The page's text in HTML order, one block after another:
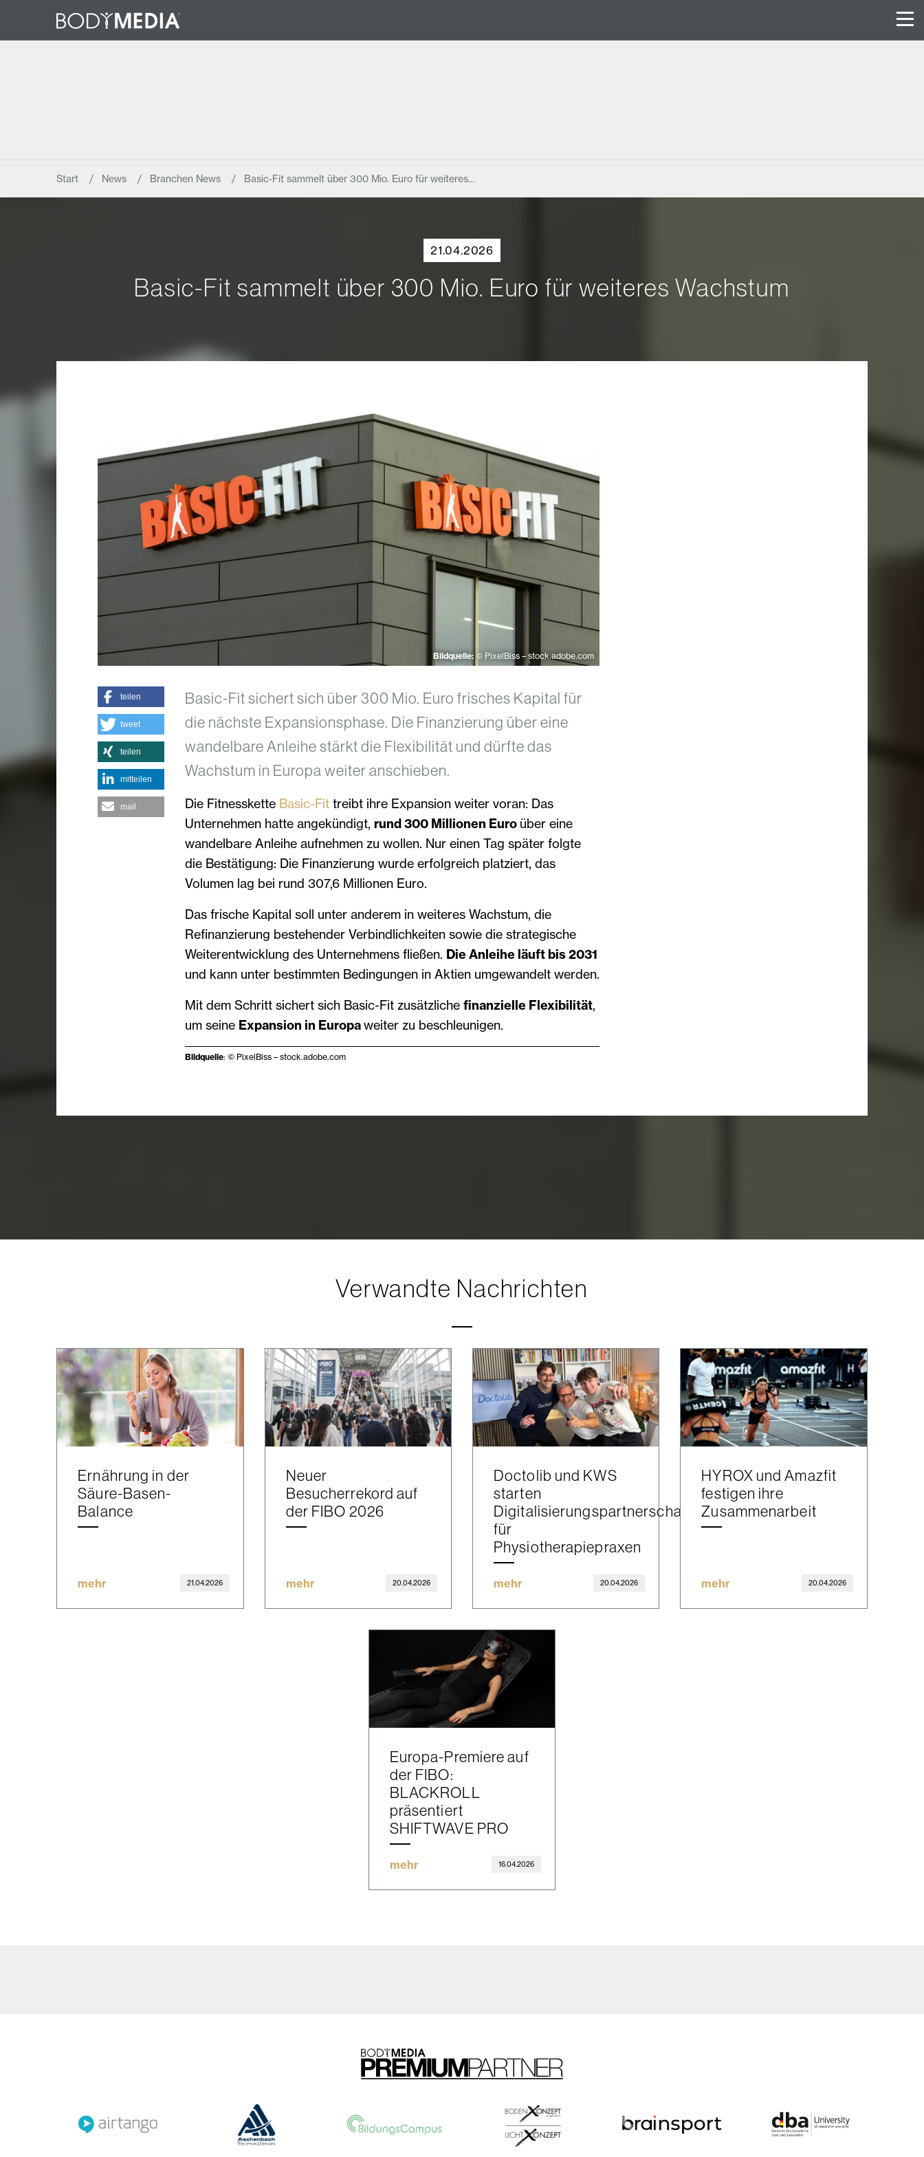
Start News Branchen News Basic-Fit sammelt über 300 Mio. Euro für weiteres…
21.04.2026
Basic-Fit sammelt über 300 Mio. Euro für weiteres Wachstum
Bildquelle: © PixelBiss – stock.adobe.com
Basic-Fit sichert sich über 300 Mio. Euro frisches Kapital für
die nächste Expansionsphase. Die Finanzierung über eine
wandelbare Anleihe stärkt die Flexibilität und dürfte das
Wachstum in Europa weiter anschieben.
Die Fitnesskette Basic-Fittreibt ihre Expansion weiter voran: Das
Unternehmen hatte angekündigt, rund 300 Millionen Euro über eine
wandelbare Anleihe aufnehmen zu wollen. Nur einen Tag später folgte
die Bestätigung: Die Finanzierung wurde erfolgreich platziert, das
Volumen lag bei rund 307,6 Millionen Euro.
Das frische Kapital soll unter anderem in weiteres Wachstum, die
Refinanzierung bestehender Verbindlichkeiten sowie die strategische
Weiterentwicklung des Unternehmens fließen. Die Anleihe läuft bis 2031
und kann unter bestimmten Bedingungen in Aktien umgewandelt werden.
Mit dem Schritt sichert sich Basic-Fit zusätzliche finanzielle Flexibilität,
um seine Expansion in Europaweiter zu beschleunigen.
Bildquelle: © PixelBiss – stock.adobe.com
teilen
tweet
teilen
mitteilen
mail
Verwandte Nachrichten
Ernährung in der
Säure-Basen-
Balance
mehr 21.04.2026
Neuer
Besucherrekord auf
der FIBO 2026
mehr 20.04.2026
Doctolib und KWS
starten
Digitalisierungspartnerschaft
für
Physiotherapiepraxen
mehr 20.04.2026
HYROX und Amazfit
festigen ihre
Zusammenarbeit
mehr 20.04.2026
Europa-Premiere auf
der FIBO:
BLACKROLL
präsentiert
SHIFTWAVE PRO
mehr 16.04.2026